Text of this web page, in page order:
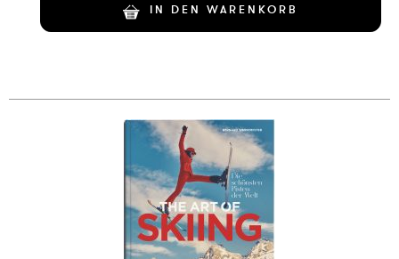
IN DEN WARENKORB